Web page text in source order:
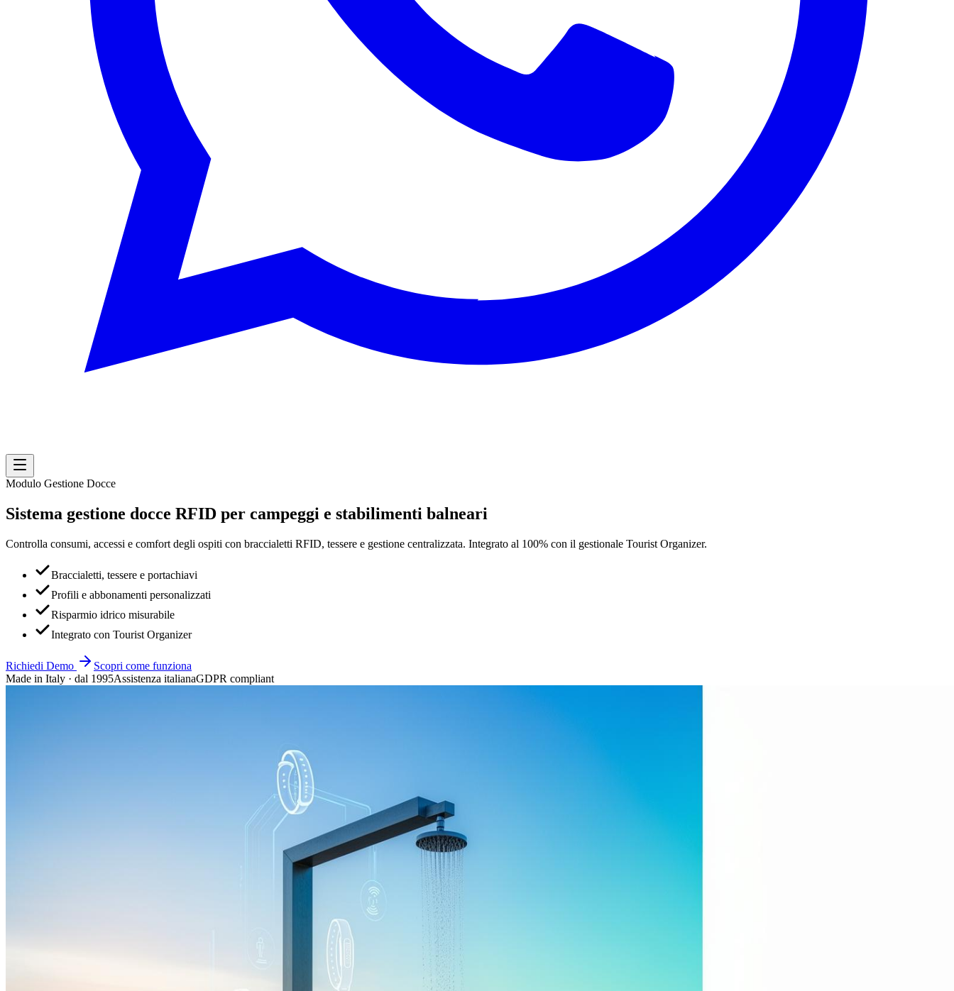
Modulo Gestione Docce
Sistema gestione docce RFID per campeggi e stabilimenti balneari
Controlla consumi, accessi e comfort degli ospiti con braccialetti RFID, tessere e gestione centralizzata. Integrato al 100% con il gestionale Tourist Organizer.
Braccialetti, tessere e portachiavi
Profili e abbonamenti personalizzati
Risparmio idrico misurabile
Integrato con Tourist Organizer
Richiedi Demo
Scopri come funziona
Made in Italy · dal 1995Assistenza italianaGDPR compliant